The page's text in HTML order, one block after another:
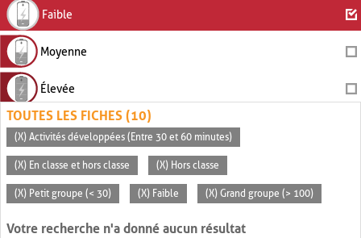
Faible
Moyenne
Élevée
TOUTES LES FICHES (10)
(X) Activités développées (Entre 30 et 60 minutes)
(X) En classe et hors classe (X) Hors classe
(X) Petit groupe (< 30) (X) Faible (X) Grand groupe (> 100)
Votre recherche n'a donné aucun résultat